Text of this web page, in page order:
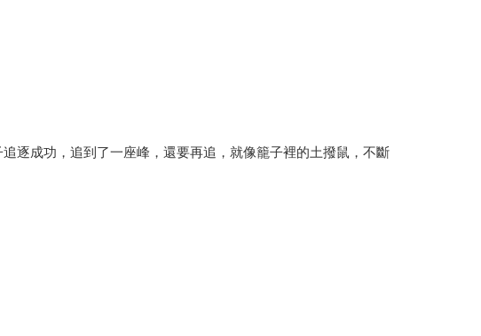
逐成功，追到了一座峰，還要再追，就像籠子裡的土撥鼠，不斷